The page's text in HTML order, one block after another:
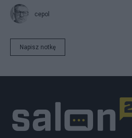
cepol
Napisz notkę